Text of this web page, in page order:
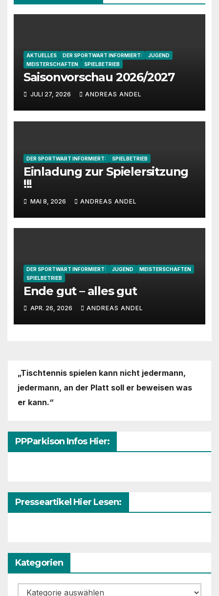
AKTUELLES DER SPORTWART INFORMIERT:
JUGEND
MEISTERSCHAFTEN
SPIELBETRIEB
Saisonvorschau 2026/2027
JULI 27, 2026 ANDREAS ANDEL
DER SPORTWART INFORMIERT: SPIELBETRIEB
Einladung zur Spielersitzung
!!!
MAI 8, 2026 ANDREAS ANDEL
DER SPORTWART INFORMIERT: JUGEND
MEISTERSCHAFTEN
SPIELBETRIEB
Ende gut – alles gut
APR. 26, 2026 ANDREAS ANDEL
„Tischtennis spielen kann nicht jedermann,
jedermann, an der Platt soll er beweisen was
er kann.“
PPParkison Infos Hier:
Presseartikel Hier Lesen:
Kategorien
Kategorien